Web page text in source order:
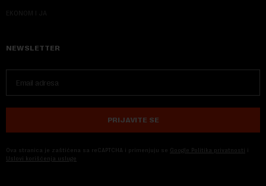
EKONOM I JA
NEWSLETTER
PRIJAVITE SE
Ova stranica je zaštićena sa reCAPTCHA i primenjuju se Google Politika privatnosti i
Uslovi korišćenja usluge